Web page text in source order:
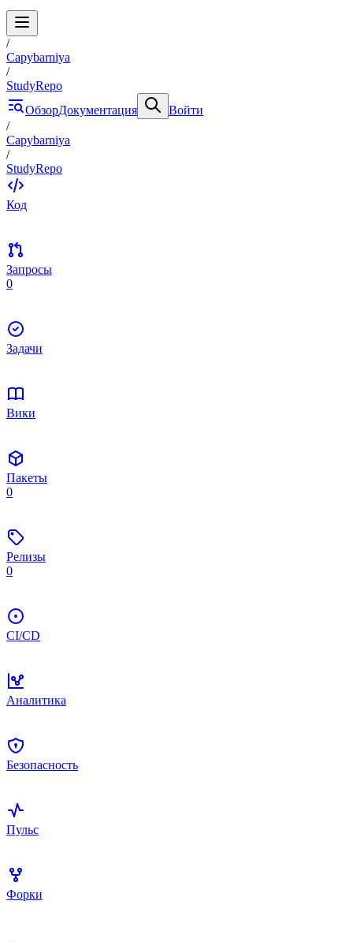
/
Capybarniya
/
StudyRepo
ОбзорДокументация
Войти
/
Capybarniya
/
StudyRepo
Код
Запросы
0
Задачи
Вики
Пакеты
0
Релизы
0
CI/CD
Аналитика
Безопасность
Пульс
Форки